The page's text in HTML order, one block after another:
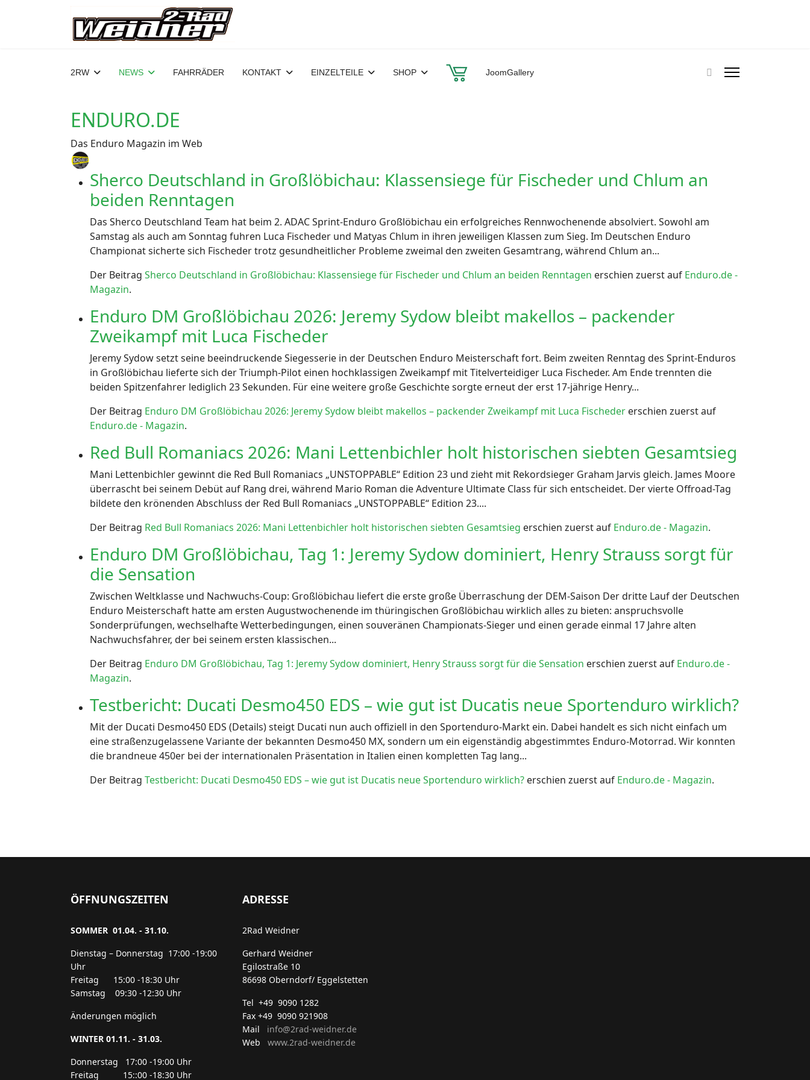
2RW NEWS FAHRRÄDER KONTAKT EINZELTEILE SHOP JoomGallery
ENDURO.DE
Das Enduro Magazin im Web
Sherco Deutschland in Großlöbichau: Klassensiege für Fischeder und Chlum an
beiden Renntagen
Das Sherco Deutschland Team hat beim 2. ADAC Sprint-Enduro Großlöbichau ein erfolgreiches Rennwochenende absolviert. Sowohl am
Samstag als auch am Sonntag fuhren Luca Fischeder und Matyas Chlum in ihren jeweiligen Klassen zum Sieg. Im Deutschen Enduro
Championat sicherte sich Fischeder trotz gesundheitlicher Probleme zweimal den zweiten Gesamtrang, während Chlum an...
Der Beitrag Sherco Deutschland in Großlöbichau: Klassensiege für Fischeder und Chlum an beiden Renntagen erschien zuerst auf Enduro.de -
Magazin.
Enduro DM Großlöbichau 2026: Jeremy Sydow bleibt makellos – packender
Zweikampf mit Luca Fischeder
Jeremy Sydow setzt seine beeindruckende Siegesserie in der Deutschen Enduro Meisterschaft fort. Beim zweiten Renntag des Sprint-Enduros
in Großlöbichau lieferte sich der Triumph-Pilot einen hochklassigen Zweikampf mit Titelverteidiger Luca Fischeder. Am Ende trennten die
beiden Spitzenfahrer lediglich 23 Sekunden. Für eine weitere große Geschichte sorgte erneut der erst 17-jährige Henry...
Der Beitrag Enduro DM Großlöbichau 2026: Jeremy Sydow bleibt makellos – packender Zweikampf mit Luca Fischeder erschien zuerst auf
Enduro.de - Magazin.
Red Bull Romaniacs 2026: Mani Lettenbichler holt historischen siebten Gesamtsieg
Mani Lettenbichler gewinnt die Red Bull Romaniacs „UNSTOPPABLE“ Edition 23 und zieht mit Rekordsieger Graham Jarvis gleich. James Moore
überrascht bei seinem Debüt auf Rang drei, während Mario Roman die Adventure Ultimate Class für sich entscheidet. Der vierte Offroad-Tag
bildete den krönenden Abschluss der Red Bull Romaniacs „UNSTOPPABLE“ Edition 23....
Der Beitrag Red Bull Romaniacs 2026: Mani Lettenbichler holt historischen siebten Gesamtsieg erschien zuerst auf Enduro.de - Magazin.
Enduro DM Großlöbichau, Tag 1: Jeremy Sydow dominiert, Henry Strauss sorgt für
die Sensation
Zwischen Weltklasse und Nachwuchs-Coup: Großlöbichau liefert die erste große Überraschung der DEM-Saison Der dritte Lauf der Deutschen
Enduro Meisterschaft hatte am ersten Augustwochenende im thüringischen Großlöbichau wirklich alles zu bieten: anspruchsvolle
Sonderprüfungen, wechselhafte Wetterbedingungen, einen souveränen Championats-Sieger und einen gerade einmal 17 Jahre alten
Nachwuchsfahrer, der bei seinem ersten klassischen...
Der Beitrag Enduro DM Großlöbichau, Tag 1: Jeremy Sydow dominiert, Henry Strauss sorgt für die Sensation erschien zuerst auf Enduro.de -
Magazin.
Testbericht: Ducati Desmo450 EDS – wie gut ist Ducatis neue Sportenduro wirklich?
Mit der Ducati Desmo450 EDS (Details) steigt Ducati nun auch offiziell in den Sportenduro-Markt ein. Dabei handelt es sich nicht einfach um
eine straßenzugelassene Variante der bekannten Desmo450 MX, sondern um ein eigenständig abgestimmtes Enduro-Motorrad. Wir konnten
die brandneue 450er bei der internationalen Präsentation in Italien einen kompletten Tag lang...
Der Beitrag Testbericht: Ducati Desmo450 EDS – wie gut ist Ducatis neue Sportenduro wirklich? erschien zuerst auf Enduro.de - Magazin.
ÖFFNUNGSZEITEN
SOMMER 01.04. - 31.10.
Dienstag – Donnerstag 17:00 -19:00
Uhr
Freitag 15:00 -18:30 Uhr
Samstag 09:30 -12:30 Uhr
Änderungen möglich
WINTER 01.11. - 31.03.
Donnerstag 17:00 -19:00 Uhr
Freitag 15::00 -18:30 Uhr
ADRESSE
2Rad Weidner
Gerhard Weidner
Egilostraße 10
86698 Oberndorf/ Eggelstetten
Tel +49 9090 1282
Fax +49 9090 921908
Mail info@2rad-weidner.de
Web
www.2rad-weidner.de